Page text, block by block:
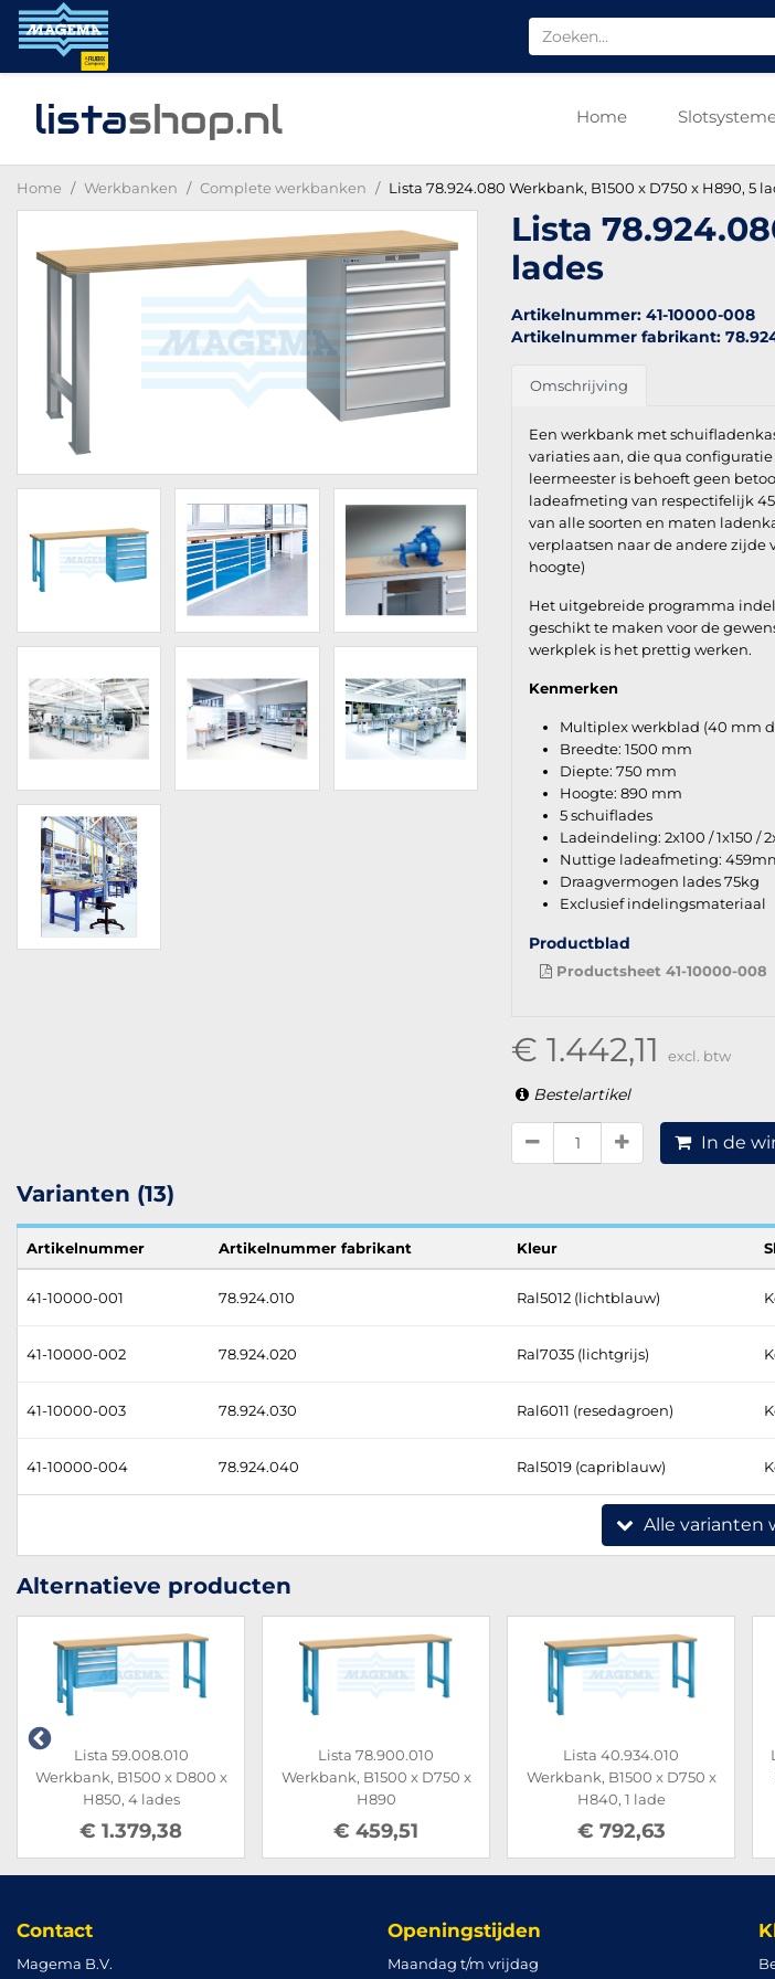
listashop.nl Home
Home Werkbanken Complete werkbanken Lista 78.924.080 Werkbank, B1500 x D750 x H890, 5
Lista
lades
Artikelnummer: 41-10000-008
Artikelnummer fabrikant:
Omschrijving
Een werkbank met
variaties aan, die qua
leermeester is behoeft geen
ladeafmeting van respectifelijk
van alle soorten en maten
verplaatsen naar de andere zijde
hoogte)
Het uitgebreide programma
geschikt te maken voor de
werkplek is het prettig werken.
Kenmerken
Multiplex werkblad (40 mm
Breedte: 1500 mm
Diepte: 750 mm
Hoogte: 890 mm
5 schuiflades
Ladeindeling: 2x100 / 1x150 /
Nuttige ladeafmeting:
Draagvermogen lades 75kg
Exclusief indelingsmateriaal
Productblad
Productsheet 41-10000-008
€ 1.442,11 excl. btw
Bestelartikel
In de
Varianten (13)
Artikelnummer Artikelnummer fabrikant Kleur
41-10000-001 78.924.010 Ral5012 (lichtblauw)
41-10000-002 78.924.020 Ral7035 (lichtgrijs)
41-10000-003 78.924.030 Ral6011 (resedagroen)
41-10000-004 78.924.040 Ral5019 (capriblauw)
Alle varianten
Alternatieve producten
Lista 59.008.010
Werkbank, B1500 x D800 x
H850, 4 lades
€ 1.379,38
Lista 78.900.010
Werkbank, B1500 x D750 x
H890
€ 459,51
Lista 40.934.010
Werkbank, B1500 x D750 x
H840, 1 lade
€ 792,63
Contact
Magema B.V.
Openingstijden
Maandag t/m vrijdag